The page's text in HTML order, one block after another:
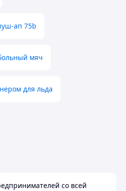
ап 75b
мяч
для льда
со всей